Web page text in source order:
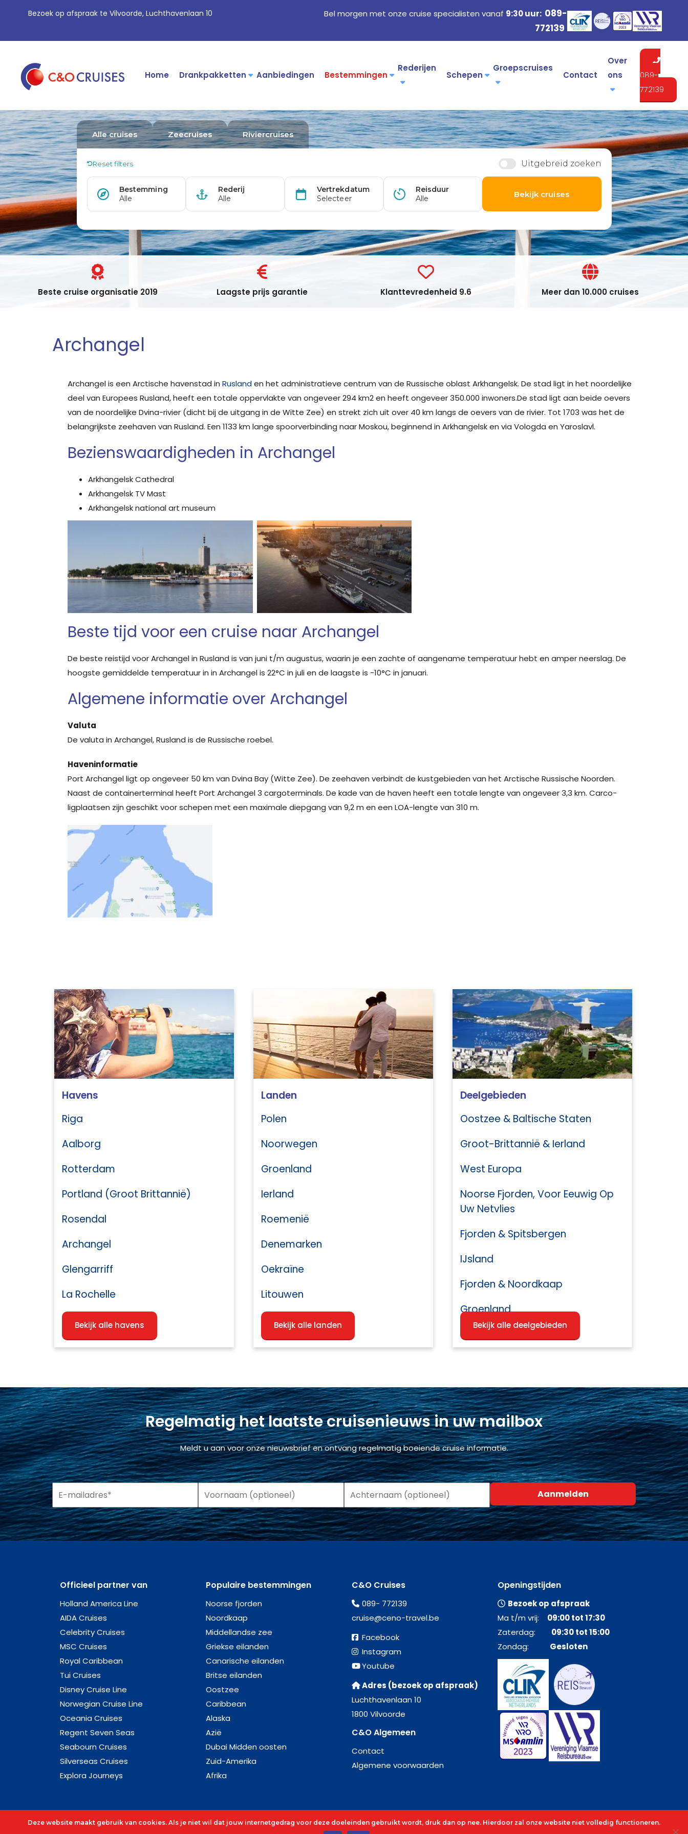
Bezoek op afspraak te Vilvoorde, Luchthavenlaan 10 Bel morgen met onze cruise specialisten vanaf 9:30 uur: 089-
772139
Home Drankpakketten Aanbiedingen Bestemmingen
Rederijen
Schepen
Groepscruises
Contact
Over
ons
089-
772139
Beste cruise organisatie 2019 Laagste prijs garantie Klanttevredenheid 9.6 Meer dan 10.000 cruises
Archangel
Archangel is een Arctische havenstad in Ruslanden het administratieve centrum van de Russische oblast Arkhangelsk. De stad ligt in het noordelijke
deel van Europees Rusland, heeft een totale oppervlakte van ongeveer 294 km2 en heeft ongeveer 350.000 inwoners.De stad ligt aan beide oevers
van de noordelijke Dvina-rivier (dicht bij de uitgang in de Witte Zee) en strekt zich uit over 40 km langs de oevers van de rivier. Tot 1703 was het de
belangrijkste zeehaven van Rusland. Een 1133 km lange spoorverbinding naar Moskou, beginnend in Arkhangelsk en via Vologda en Yaroslavl.
Bezienswaardigheden in Archangel
Arkhangelsk Cathedral
Arkhangelsk TV Mast
Arkhangelsk national art museum
Beste tijd voor een cruise naar Archangel
De beste reistijd voor Archangel in Rusland is van juni t/m augustus, waarin je een zachte of aangename temperatuur hebt en amper neerslag. De
hoogste gemiddelde temperatuur in in Archangel is 22°C in juli en de laagste is -10°C in januari.
Algemene informatie over Archangel
Valuta
De valuta in Archangel, Rusland is de Russische roebel.
Haveninformatie
Port Archangel ligt op ongeveer 50 km van Dvina Bay (Witte Zee). De zeehaven verbindt de kustgebieden van het Arctische Russische Noorden.
Naast de containerterminal heeft Port Archangel 3 cargoterminals. De kade van de haven heeft een totale lengte van ongeveer 3,3 km. Carco-
ligplaatsen zijn geschikt voor schepen met een maximale diepgang van 9,2 m en een LOA-lengte van 310 m.
Havens
Riga
Aalborg
Rotterdam
Portland (Groot Brittannië)
Rosendal
Archangel
Glengarriff
La Rochelle
Bekijk alle havens
Landen
Polen
Noorwegen
Groenland
Ierland
Roemenië
Denemarken
Oekraïne
Litouwen
Bekijk alle landen
Deelgebieden
Oostzee & Baltische Staten
Groot-Brittannië & Ierland
West Europa
Noorse Fjorden, Voor Eeuwig Op
Uw Netvlies
Fjorden & Spitsbergen
IJsland
Fjorden & Noordkaap
Groenland
Bekijk alle deelgebieden
Regelmatig het laatste cruisenieuws in uw mailbox
Meldt u aan voor onze nieuwsbrief en ontvang regelmatig boeiende cruise informatie.
Officieel partner van
Holland America Line
AIDA Cruises
Celebrity Cruises
MSC Cruises
Royal Caribbean
Tui Cruises
Disney Cruise Line
Norwegian Cruise Line
Oceania Cruises
Regent Seven Seas
Seabourn Cruises
Silverseas Cruises
Explora Journeys
Populaire bestemmingen
Noorse fjorden
Noordkaap
Middellandse zee
Griekse eilanden
Canarische eilanden
Britse eilanden
Oostzee
Caribbean
Alaska
Azië
Dubai Midden oosten
Zuid-Amerika
Afrika
C&O Cruises
089- 772139
cruise@ceno-travel.be
Facebook
Instagram
Youtube
Adres (bezoek op afspraak)
Luchthavenlaan 10
1800 Vilvoorde
C&O Algemeen
Contact
Algemene voorwaarden
Openingstijden
Bezoek op afspraak
Ma t/m vrij: 09:00 tot 17:30
Zaterdag: 09:30 tot 15:00
Zondag: Gesloten
Deze website maakt gebruik van cookies. Als je niet wil dat jouw internetgedrag voor deze doeleinden gebruikt wordt, druk dan op nee. Hierdoor zal onze website niet volledig functioneren.